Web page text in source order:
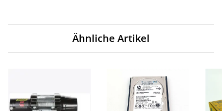
Ähnliche Artikel